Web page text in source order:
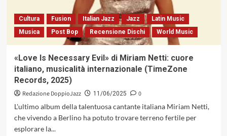
lente
d’ingrandimento
di
cinque
maggiorenti
jazz
italiano:
Rava,
Fresu,
Pietropaoli
e
Cultura Fusion Italian Jazz Jazz
Latin Music
Musica
Post Bop Recensione Dischi World Music
«Love Is Necessary Evil» di Miriam Netti: cuore
italiano, musicalità internazionale (TimeZone
Records, 2025)
Redazione DoppioJazz 11/06/2025
0
L'ultimo album della talentuosa cantante italiana Miriam Netti,
che vivendo a Berlino ha potuto trovare terreno fertile per
esplorare la...